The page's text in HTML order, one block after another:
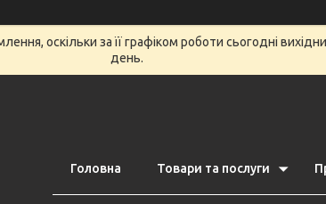
оскільки за її графіком роботи сьогодні
день.
Головна Товари та послуги